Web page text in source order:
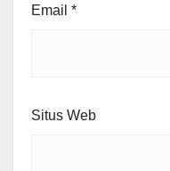
Email *
Situs Web